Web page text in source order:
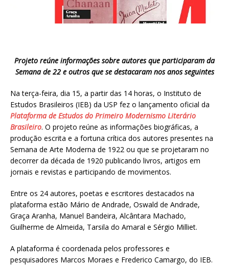
Projeto reúne informações sobre autores que participaram da
Semana de 22 e outros que se destacaram nos anos seguintes
Na terça-feira, dia 15, a partir das 14 horas, o Instituto de
Estudos Brasileiros (IEB) da USP fez o lançamento oficial da
Plataforma de Estudos do Primeiro Modernismo Literário
Brasileiro. O projeto reúne as informações biográficas, a
produção escrita e a fortuna crítica dos autores presentes na
Semana de Arte Moderna de 1922 ou que se projetaram no
decorrer da década de 1920 publicando livros, artigos em
jornais e revistas e participando de movimentos.
Entre os 24 autores, poetas e escritores destacados na
plataforma estão Mário de Andrade, Oswald de Andrade,
Graça Aranha, Manuel Bandeira, Alcântara Machado,
Guilherme de Almeida, Tarsila do Amaral e Sérgio Milliet.
A plataforma é coordenada pelos professores e
pesquisadores Marcos Moraes e Frederico Camargo, do IEB.